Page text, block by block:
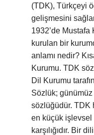
(TDK), Türkçeyi
gelişmesini
1932’de Mustafa
kurulan bir
anlamı nedir?
Kurumu. TDK
Dil Kurumu
Sözlük;
sözlüğüdür. TDK
en küçük işlevsel
karşılığıdır. Bir